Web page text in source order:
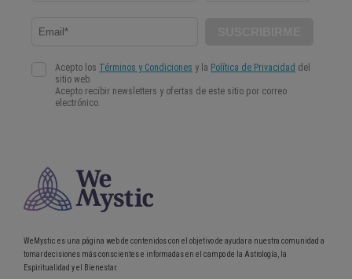
WeMystic es una página web de contenidos con el objetivo de ayudar a nuestra comunidad a
tomar decisiones más conscientes e informadas en el campo de la Astrología, la
Espiritualidad y el Bienestar.